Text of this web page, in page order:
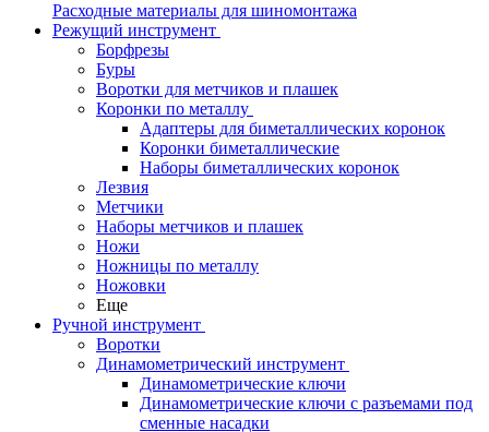
Расходные материалы для шиномонтажа
Режущий инструмент
Борфрезы
Буры
Воротки для метчиков и плашек
Коронки по металлу
Адаптеры для биметаллических коронок
Коронки биметаллические
Наборы биметаллических коронок
Лезвия
Метчики
Наборы метчиков и плашек
Ножи
Ножницы по металлу
Ножовки
Еще
Ручной инструмент
Воротки
Динамометрический инструмент
Динамометрические ключи
Динамометрические ключи с разъемами под
сменные насадки